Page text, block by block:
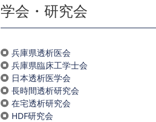
学会・研究会
兵庫県透析医会
兵庫県臨床工学士会
日本透析医学会
長時間透析研究会
在宅透析研究会
HDF研究会